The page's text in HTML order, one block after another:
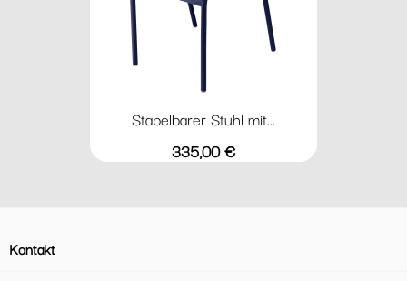
Stapelbarer Stuhl mit...
Preis
335,00 €
Kontakt